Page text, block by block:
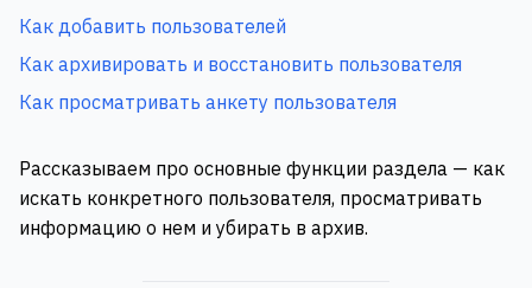
Как добавить пользователей
Как архивировать и восстановить пользователя
Как просматривать анкету пользователя
Рассказываем про основные функции раздела — как
искать конкретного пользователя, просматривать
информацию о нем и убирать в архив.